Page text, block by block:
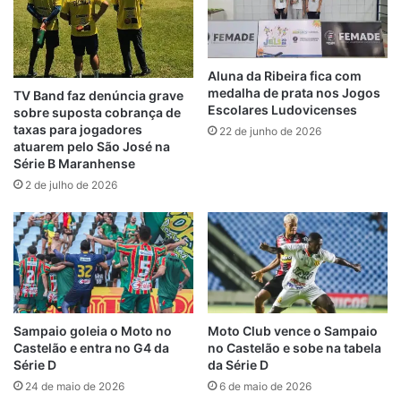
Gregório que ocorreriam neste fim de
semana e no meio de semana. O secretário
da SEDEL não aceita que o Castelão receba
dois jogos em 24h, já o Nhozinho Santos
permanece com uma reforma interminável.
Estádios indisponíveis
O Castelão receberá neste domingo (19) o
jogo entre Flamengo e Bangu pelo
Campeonato Carioca. A Secretaria de
Estado do Esporte e Lazer (Sedel),
responsável pela administração do estádio
João Castelo, determina que o local não
receba partidas consecutivas, mas ao invés
de valorizar o futebol maranhense, acabou
“emprestando” o Castelão para a empresa
TV Band faz denúncia grave
sobre suposta cobrança de
taxas para jogadores
atuarem pelo São José na
Série B Maranhense
2 de julho de 2026
Aluna da Ribeira fica com
medalha de prata nos Jogos
Escolares Ludovicenses
22 de junho de 2026
Sampaio goleia o Moto no
Castelão e entra no G4 da
Série D
24 de maio de 2026
Moto Club vence o Sampaio
no Castelão e sobe na tabela
da Série D
6 de maio de 2026